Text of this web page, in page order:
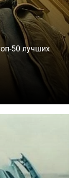
50 лучших